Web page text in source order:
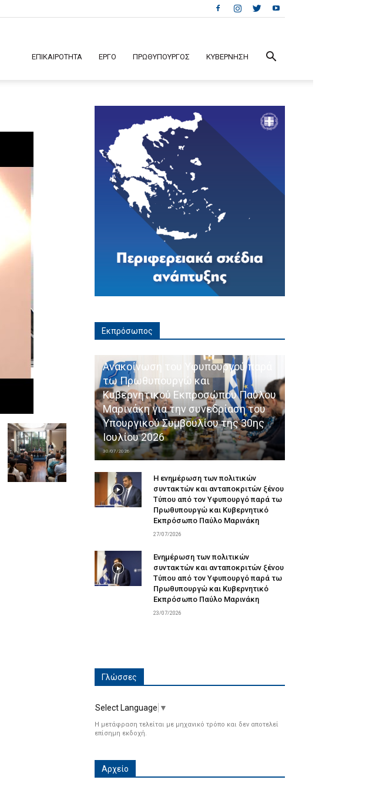
ΕΠΙΚΑΙΡΟΤΗΤΑ ΕΡΓΟ ΠΡΩΘΥΠΟΥΡΓΟΣ ΚΥΒΕΡΝΗΣΗ
Εκπρόσωπος
Ανακοίνωση του Υφυπουργού παρά
τω Πρωθυπουργώ και
Κυβερνητικού Εκπροσώπου Παύλου
Μαρινάκη για την συνεδρίαση του
Υπουργικού Συμβουλίου της 30ης
Ιουλίου 2026
30/07/2026
Η ενημέρωση των πολιτικών
συντακτών και ανταποκριτών ξένου
Τύπου από τον Υφυπουργό παρά τω
Πρωθυπουργώ και Κυβερνητικό
Εκπρόσωπο Παύλο Μαρινάκη
27/07/2026
Ενημέρωση των πολιτικών
συντακτών και ανταποκριτών ξένου
Τύπου από τον Υφυπουργό παρά τω
Πρωθυπουργώ και Κυβερνητικό
Εκπρόσωπο Παύλο Μαρινάκη
23/07/2026
Γλώσσες
Select Language ▼
Η μετάφραση τελείται με μηχανικό τρόπο και δεν αποτελεί
επίσημη εκδοχή.
Αρχείο